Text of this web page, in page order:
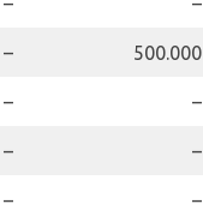
– 500.000
– –
– –
– –